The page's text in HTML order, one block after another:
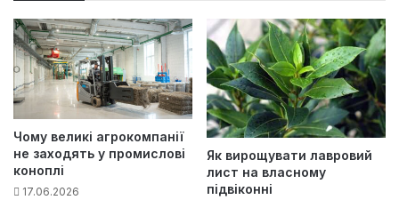
Чому великі агрокомпанії
не заходять у промислові
коноплі
17.06.2026
Як вирощувати лавровий
лист на власному
підвіконні